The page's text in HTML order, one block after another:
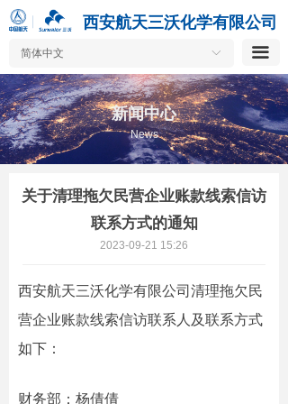
끀
ꀅ
简体中文
按钮
西安航天三沃化学有限公司
关于清理拖欠民营企业账款线索信访
联系方式的通知
西安航天三沃化学有限公司清理拖欠民
营企业账款线索信访联系人及联系方式
如下：
财务部：杨倩倩
2023-09-21 15:26
新闻中心
News